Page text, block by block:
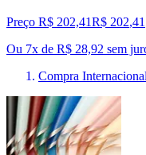
Preço R$ 202,41R$ 202,41
Ou 7x de R$ 28,92 sem
Compra